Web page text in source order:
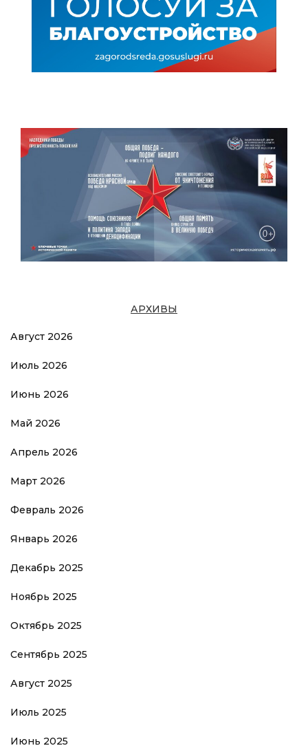
АРХИВЫ
Август 2026
Июль 2026
Июнь 2026
Май 2026
Апрель 2026
Март 2026
Февраль 2026
Январь 2026
Декабрь 2025
Ноябрь 2025
Октябрь 2025
Сентябрь 2025
Август 2025
Июль 2025
Июнь 2025